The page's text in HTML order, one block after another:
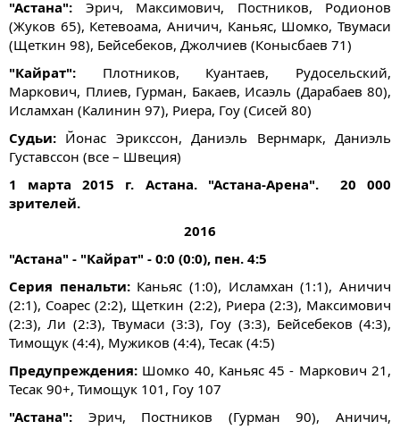
"Астана": Эрич, Максимович, Постников, Родионов
(Жуков 65), Кетевоама, Аничич, Каньяс, Шомко, Твумаси
(Щеткин 98), Бейсебеков, Джолчиев (Конысбаев 71)
"Кайрат": Плотников, Куантаев, Рудосельский,
Маркович, Плиев, Гурман, Бакаев, Исаэль (Дарабаев 80),
Исламхан (Калинин 97), Риера, Гоу (Сисей 80)
Судьи: Йонас Эрикссон, Даниэль Вернмарк, Даниэль
Густавссон (все – Швеция)
1 марта 2015 г. Астана. "Астана-Арена". 20 000
зрителей.
2016
"Астана" - "Кайрат" - 0:0 (0:0), пен. 4:5
Серия пенальти:Каньяс (1:0), Исламхан (1:1), Аничич
(2:1), Соарес (2:2), Щеткин (2:2), Риера (2:3), Максимович
(2:3), Ли (2:3), Твумаси (3:3), Гоу (3:3), Бейсебеков (4:3),
Тимощук (4:4), Мужиков (4:4), Тесак (4:5)
Предупреждения: Шомко 40, Каньяс 45 - Маркович 21,
Тесак 90+, Тимощук 101, Гоу 107
"Астана": Эрич, Постников (Гурман 90), Аничич,